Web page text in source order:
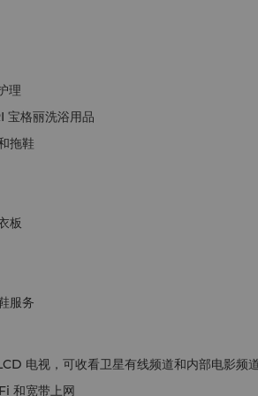
理
宝格丽洗浴用品
拖鞋
板
服务
电视，可收看卫星有线频道和内部电影频
和宽带上网